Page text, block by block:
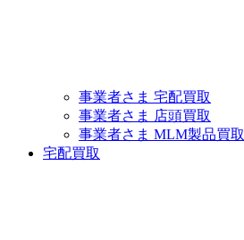
事業者さま 宅配買取
事業者さま 店頭買取
事業者さま MLM製品買取
宅配買取